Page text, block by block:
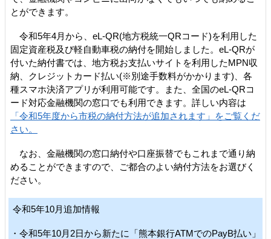
とができます。
令和5年4月から、eL-QR(地方税統一QRコード)を利用した
固定資産税及び軽自動車税の納付を開始しました。eL-QRが
付いた納付書では、地方税お支払いサイトを利用したMPN収
納、クレジットカード払い(※別途手数料がかかります)、各
種スマホ決済アプリが利用可能です。また、全国のeL-QRコ
ード対応金融機関の窓口でも利用できます。詳しい内容は
「令和5年度から市税の納付方法が追加されます」をご覧くだ
さい。
なお、金融機関の窓口納付や口座振替でもこれまで通り納
めることができますので、ご都合のよい納付方法をお選びく
ださい。
令和5年10月追加情報
・令和5年10月2日から新たに「熊本銀行ATMでのPayB払い」